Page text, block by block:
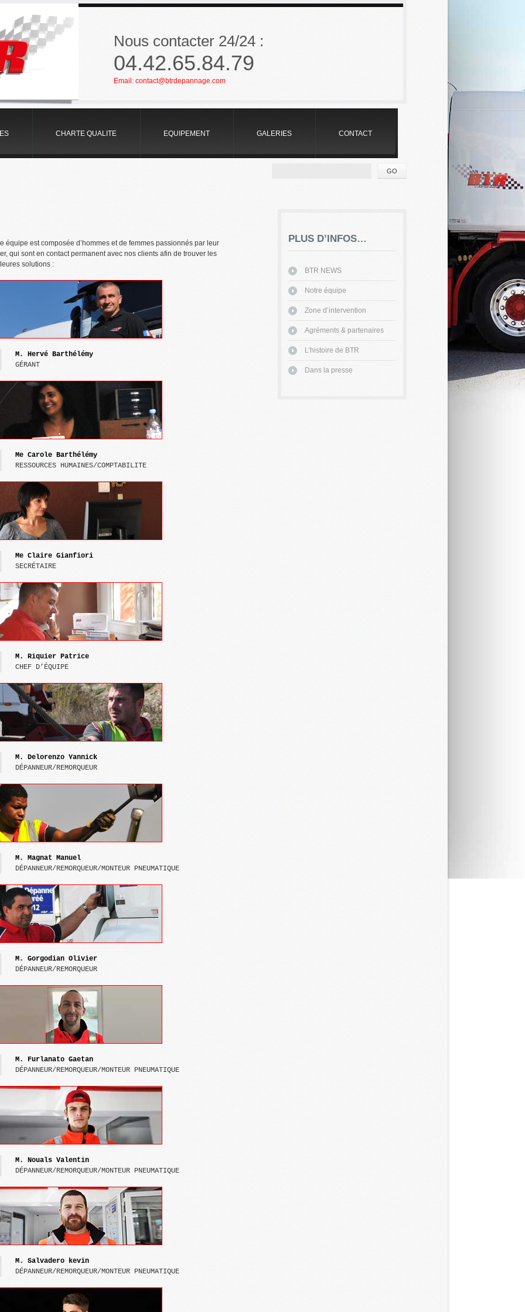
Nous contacter 24/24 :
04.42.65.84.79
Email: contact@btrdepannage.com
CHARTE QUALITE EQUIPEMENT GALERIES CONTACT
équipe est composée d’hommes et de femmes passionnés par leur
qui sont en contact permanent avec nos clients afin de trouver les
solutions :
M. Hervé Barthélémy
GÉRANT
Me Carole Barthélémy
RESSOURCES HUMAINES/COMPTABILITE
Me Claire Gianfiori
SECRÉTAIRE
M. Riquier Patrice
CHEF D’ÉQUIPE
M.
Delorenzo Yannick
DÉPANNEUR/REMORQUEUR
M.
Magnat Manuel
DÉPANNEUR/REMORQUEUR/MONTEUR PNEUMATIQUE
M.
Gorgodian Olivier
DÉPANNEUR/REMORQUEUR
M.
Furlanato Gaetan
DÉPANNEUR/REMORQUEUR/MONTEUR PNEUMATIQUE
M.
Nouals Valentin
DÉPANNEUR/REMORQUEUR/MONTEUR PNEUMATIQUE
M.
Salvadero kevin
DÉPANNEUR/REMORQUEUR/MONTEUR PNEUMATIQUE
PLUS D’INFOS…
BTR NEWS
Notre équipe
Zone d’intervention
Agréments & partenaires
L’histoire de BTR
Dans la presse